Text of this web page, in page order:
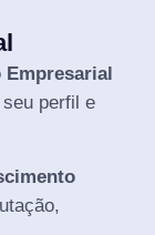
Empresarial
perfil e